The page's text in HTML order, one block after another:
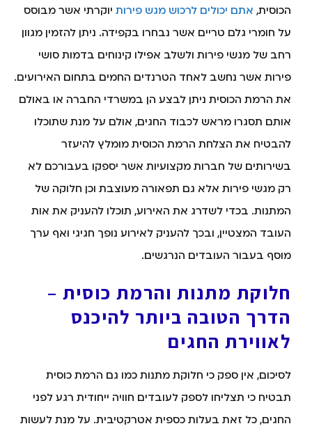
הכוסית, אתם יכולים לרכוש מגש פירות יוקרתי אשר מבוסס
על חומרי גלם טריים אשר נבחרו בקפידה. ניתן להזמין מגוון
רחב של מגשי פירות ולשלב אפילו קינוחים בדמות סושי
פירות אשר נחשב לאחד הטרנדים החמים בתחום האירועים.
את הרמת הכוסית ניתן לבצע הן במשרדי החברה או באולם
אותם תסגרו מראש לכבוד החגים, אולם על מנת שתוכלו
להבטיח את הצלחת הרמת הכוסית מומלץ להיעזר
בשירותים של חברות מקצועיות אשר יספקו בעבורכם לא
רק מגשי פירות אלא גם תפאורה מעוצבת וכן חלוקה של
המתנות. בכדי לשדרג את האירוע, תוכלו להעניק את אות
העובד המצטיין, ובכך להעניק לאירוע נופך חגיגי ואף ערך
מוסף בעבור העובדים הנרגשים.
חלוקת מתנות והרמת כוסית –
הדרך הטובה ביותר להיכנס
לאווירת החגים
לסיכום, אין ספק כי חלוקת מתנות כמו גם הרמת כוסית
תבטיח כי תצליחו לספק לעובדים חוויה ייחודית רגע לפני
החגים, כל זאת בעלות כספית אטרקטיבית. על מנת לעשות